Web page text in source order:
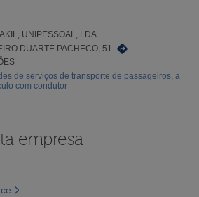
UNIPESSOAL, LDA
DUARTE PACHECO, 51
de serviços de transporte de passageiros, a
com condutor
empresa